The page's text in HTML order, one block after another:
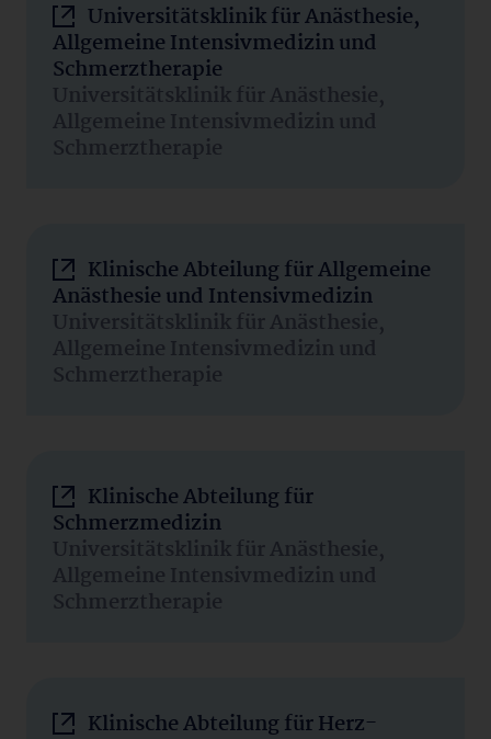
Universitätsklinik für Anästhesie,
Allgemeine Intensivmedizin und
Schmerztherapie
Universitätsklinik für Anästhesie,
Allgemeine Intensivmedizin und
Schmerztherapie
Klinische Abteilung für Allgemeine
Anästhesie und Intensivmedizin
Universitätsklinik für Anästhesie,
Allgemeine Intensivmedizin und
Schmerztherapie
Klinische Abteilung für
Schmerzmedizin
Universitätsklinik für Anästhesie,
Allgemeine Intensivmedizin und
Schmerztherapie
Klinische Abteilung für Herz-